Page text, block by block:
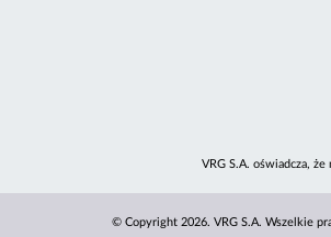
VRG S.A. oświadcza,
© Copyright 2026. VRG S.A. Wszelkie